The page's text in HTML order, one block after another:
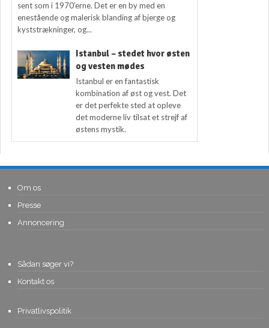
sent som i 1970’erne. Det er en by med en
enestående og malerisk blanding af bjerge og
kyststrækninger, og...
Istanbul – stedet hvor østen
og vesten mødes
Istanbul er en fantastisk
kombination af øst og vest. Det
er det perfekte sted at opleve
det moderne liv tilsat et strejf af
østens mystik.
Om os
Presse
Annoncering
Sådan søger vi?
Kontakt os
Privatlivspolitik